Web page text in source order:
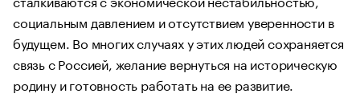
социальным давлением и отсутствием уверенности в
будущем. Во многих случаях у этих людей сохраняется
связь с Россией, желание вернуться на историческую
родину и готовность работать на ее развитие.